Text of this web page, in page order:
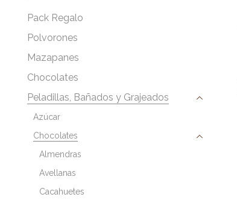
Pack Regalo
Polvorones
Mazapanes
Chocolates
Peladillas, Bañados y Grajeados
Azúcar
Chocolates
Almendras
Avellanas
Cacahuetes